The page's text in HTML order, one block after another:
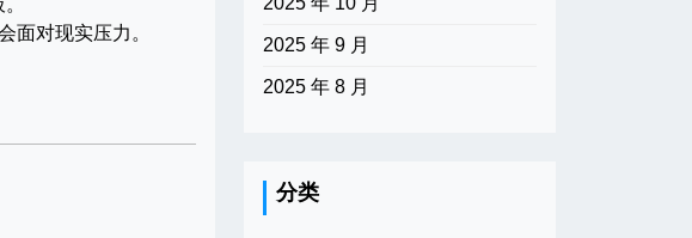
面对现实压力。
2025 年 9 月
2025 年 8 月
分类